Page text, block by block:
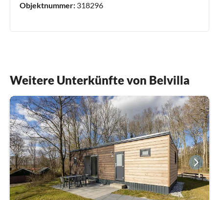
Objektnummer: 318296
Weitere Unterkünfte von Belvilla